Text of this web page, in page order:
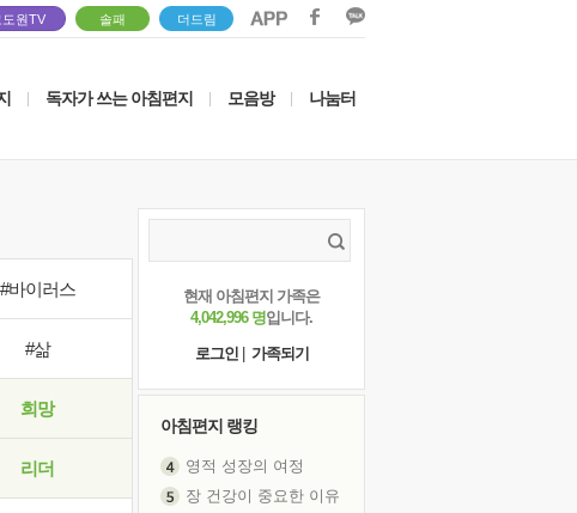
도원TV 솔패 더드림
독자가 쓰는 아침편지 모음방 나눔터
#바이러스
#삶
희망
리더
현재 아침편지 가족은
4,042,996 명입니다.
로그인
가족되기
아침편지 랭킹
영적 성장의 여정
장 건강이 중요한 이유
신의 음성을 듣는다